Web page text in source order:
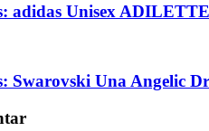
adidas Unisex
Swarovski Una Angelic